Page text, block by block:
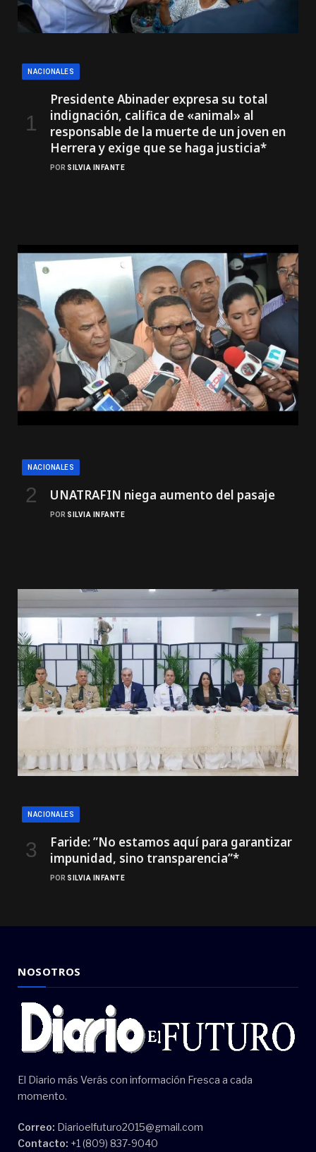
NACIONALES
Presidente Abinader expresa su total
indignación, califica de «animal» al
responsable de la muerte de un joven en
Herrera y exige que se haga justicia*
POR SILVIA INFANTE
NACIONALES
UNATRAFIN niega aumento del pasaje
POR SILVIA INFANTE
NACIONALES
Faride: ”No estamos aquí para garantizar
impunidad, sino transparencia”*
POR SILVIA INFANTE
NOSOTROS
El Diario más Verás con información Fresca a cada
momento.
Correo: Diarioelfuturo2015@gmail.com
Contacto: +1 (809) 837-9040